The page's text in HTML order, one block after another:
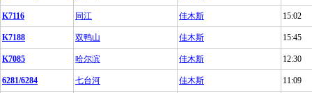
K7116 同江 佳木斯 15:02
K7188 双鸭山 佳木斯 15:45
K7085 哈尔滨 佳木斯 12:30
6281/6284 七台河 佳木斯 11:09